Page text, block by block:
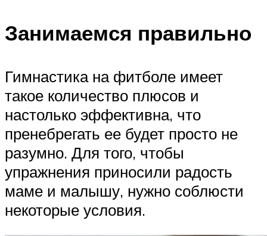
Занимаемся правильно
Гимнастика на фитболе имеет
такое количество плюсов и
настолько эффективна, что
пренебрегать ее будет просто не
разумно. Для того, чтобы
упражнения приносили радость
маме и малышу, нужно соблюсти
некоторые условия.